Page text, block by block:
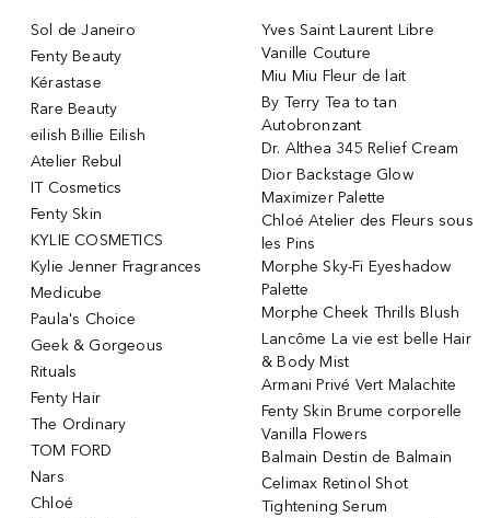
Sol de Janeiro
Fenty Beauty
Kérastase
Rare Beauty
eilish Billie Eilish
Atelier Rebul
IT Cosmetics
Fenty Skin
KYLIE COSMETICS
Kylie Jenner Fragrances
Medicube
Paula's Choice
Geek & Gorgeous
Rituals
Fenty Hair
The Ordinary
TOM FORD
Nars
Chloé
Yves Saint Laurent Libre
Vanille Couture
Miu Miu Fleur de lait
By Terry Tea to tan
Autobronzant
Dr. Althea 345 Relief Cream
Dior Backstage Glow
Maximizer Palette
Chloé Atelier des Fleurs sous
les Pins
Morphe Sky-Fi Eyeshadow
Palette
Morphe Cheek Thrills Blush
Lancôme La vie est belle Hair
& Body Mist
Armani Privé Vert Malachite
Fenty Skin Brume corporelle
Vanilla Flowers
Balmain Destin de Balmain
Celimax Retinol Shot
Tightening Serum